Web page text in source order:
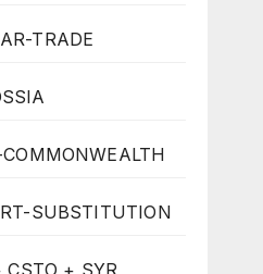
TRADE
SUBSTITUTION
+ SYR